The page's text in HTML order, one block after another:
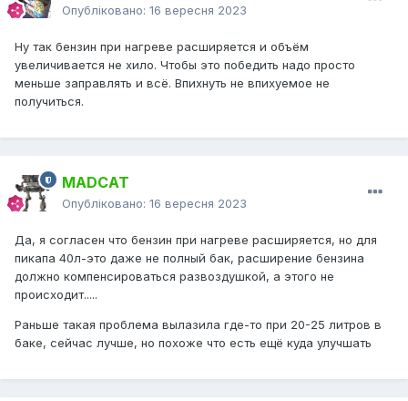
Опубліковано: 16 вересня 2023
Ну так бензин при нагреве расширяется и объём
увеличивается не хило. Чтобы это победить надо просто
меньше заправлять и всё. Впихнуть не впихуемое не
получиться.
MADCAT
Опубліковано: 16 вересня 2023
Да, я согласен что бензин при нагреве расширяется, но для
пикапа 40л-это даже не полный бак, расширение бензина
должно компенсироваться развоздушкой, а этого не
происходит.....
Раньше такая проблема вылазила где-то при 20-25 литров в
баке, сейчас лучше, но похоже что есть ещё куда улучшать